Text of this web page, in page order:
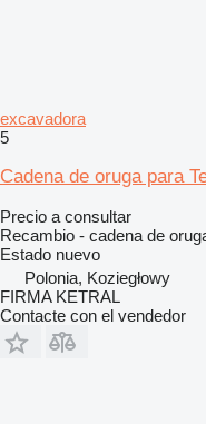
excavadora
5
Cadena de oruga para
Precio a consultar
Recambio - cadena de
Estado nuevo
Polonia, Koziegłowy
FIRMA KETRAL
Contacte con el vendedor